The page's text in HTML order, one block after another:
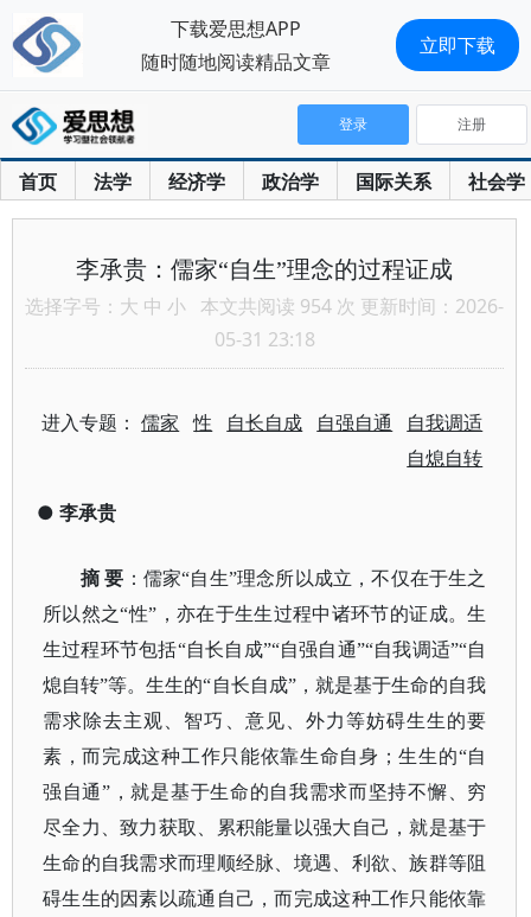
首页 法学 经济学 政治学 国际关系 社会学
登录 注册
李承贵：儒家“自生”理念的过程证成
选择字号： 大 中 小 本文共阅读 954 次 更新时间：2026-
05-31 23:18
进入专题：儒家 性 自长自成 自强自通
自我调适
自熄自转
● 李承贵
摘 要 ： 儒家“自生”理念所以成立，不仅在于生之
所以然之“性”，亦在于生生过程中诸环节的证成。生
生过程环节包括“自长自成”“自强自通”“自我调适”“自
熄自转”等。生生的“自长自成”，就是基于生命的自我
需求除去主观、智巧、意见、外力等妨碍生生的要
素，而完成这种工作只能依靠生命自身；生生的“自
强自通”，就是基于生命的自我需求而坚持不懈、穷
尽全力、致力获取、累积能量以强大自己，就是基于
生命的自我需求而理顺经脉、境遇、利欲、族群等阻
碍生生的因素以疏通自己，而完成这种工作只能依靠
下载爱思想APP
随时随地阅读精品文章
立即下载